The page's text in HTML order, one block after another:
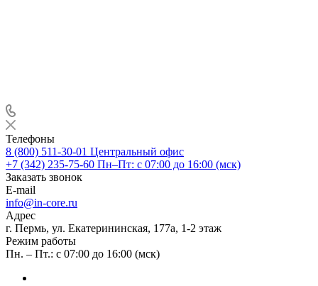
Телефоны
8 (800) 511-30-01 Центральный офис
+7 (342) 235-75-60 Пн–Пт: с 07:00 до 16:00 (мск)
Заказать звонок
E-mail
info@in-core.ru
Адрес
г. Пермь, ул. ​Екатерининская, 177а, ​1-2 этаж
Режим работы
Пн. – Пт.: с 07:00 до 16:00 (мск)